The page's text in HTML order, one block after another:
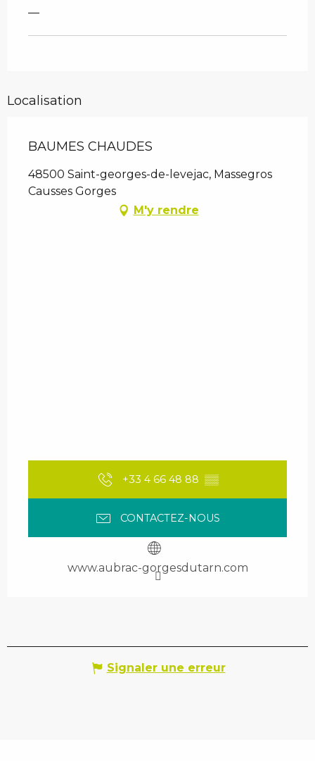
—
Localisation
BAUMES CHAUDES
48500 Saint-georges-de-levejac, Massegros
Causses Gorges
M'y rendre
+33 4 66 48 88 ▒▒
CONTACTEZ-NOUS
www.aubrac-gorgesdutarn.com
Signaler une erreur